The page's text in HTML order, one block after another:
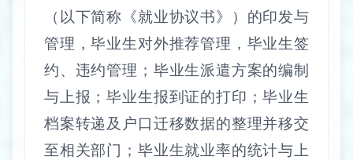
（以下简称《就业协议书》）的印发与
管理，毕业生对外推荐管理，毕业生签
约、违约管理；毕业生派遣方案的编制
与上报；毕业生报到证的打印；毕业生
档案转递及户口迁移数据的整理并移交
至相关部门；毕业生就业率的统计与上